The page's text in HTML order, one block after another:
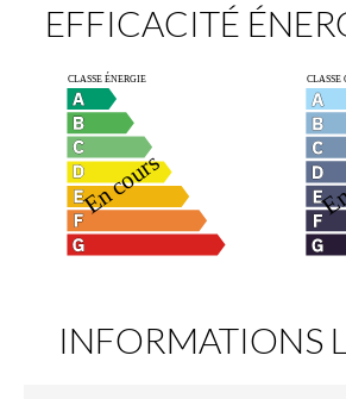
EFFICACITÉ
INFORMATIONS